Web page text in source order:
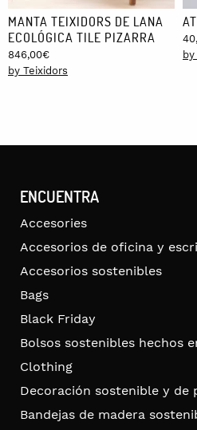
MANTA TEIXIDORS DE LANA
ECOLÓGICA TILE PIZARRA
846,00€
by Teixidors
ENCUENTRA
Accesories
Accesorios de oficina y
Accesorios sostenibles
Bags
Black Friday
Bolsos sostenibles hechos
Clothing
Decoración sostenible y de
Bandejas de madera